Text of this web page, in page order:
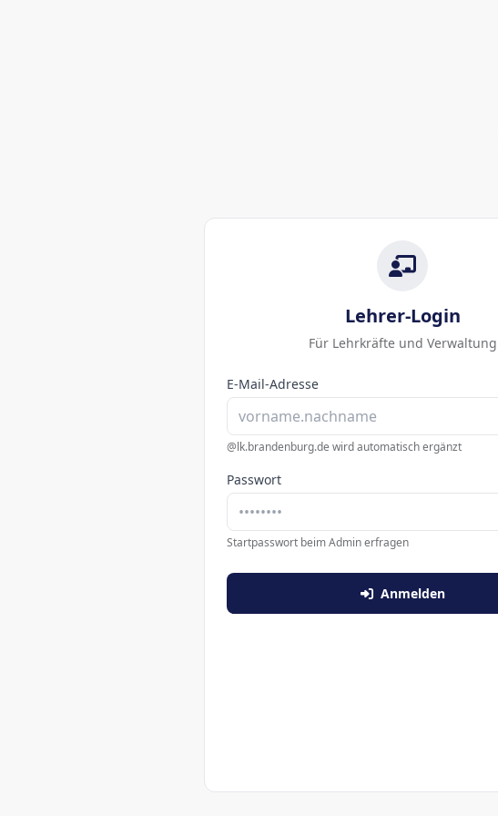
Lehrer-Login
Für Lehrkräfte und Verwaltung
E-Mail-Adresse
@lk.brandenburg.de wird automatisch ergänzt
Passwort
Startpasswort beim Admin erfragen
Anmelden